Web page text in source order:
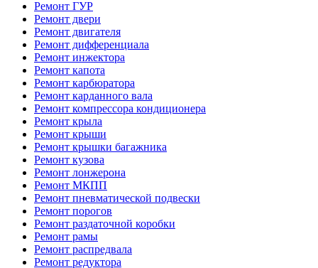
Ремонт ГУР
Ремонт двери
Ремонт двигателя
Ремонт дифференциала
Ремонт инжектора
Ремонт капота
Ремонт карбюратора
Ремонт карданного вала
Ремонт компрессора кондиционера
Ремонт крыла
Ремонт крыши
Ремонт крышки багажника
Ремонт кузова
Ремонт лонжерона
Ремонт МКПП
Ремонт пневматической подвески
Ремонт порогов
Ремонт раздаточной коробки
Ремонт рамы
Ремонт распредвала
Ремонт редуктора